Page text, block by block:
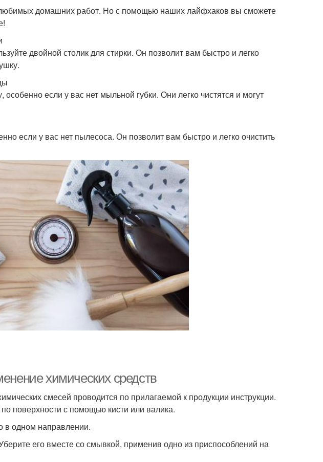
домашних работ. Но с помощью наших лайфхаков вы сможете
двойной столик для стирки. Он позволит вам быстро и легко
если у вас нет мыльной губки. Они легко чистятся и могут
если у вас нет пылесоса. Он позволит вам быстро и легко очистить
химических средств
смесей проводится по прилагаемой к продукции инструкции.
поверхности с помощью кисти или валика.
в одном направлении.
его вместе со смывкой, применив одно из приспособлений на